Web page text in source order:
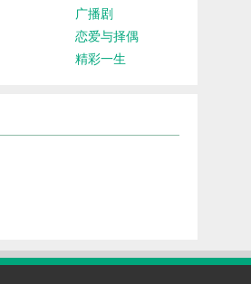
广播剧
恋爱与择偶
精彩一生